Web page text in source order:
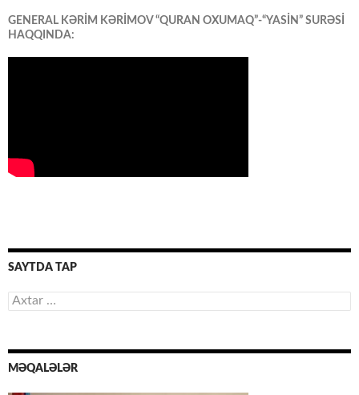
GENERAL KƏRİM KƏRİMOV “QURAN OXUMAQ”-“YASİN” SURƏSİ
HAQQINDA:
SAYTDA TAP
Axtarış:
MƏQALƏLƏR